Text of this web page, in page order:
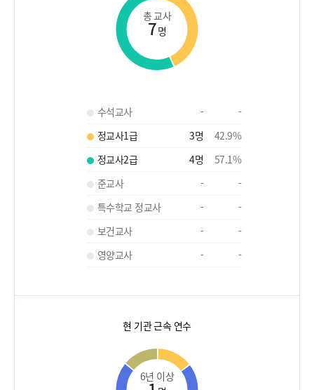
총 교사
7명
수석교사 -
-
정교사1급
3명 42.9%
정교사2급
4명 57.1%
준교사
-
-
특수학교 정교사
-
-
보건교사
-
-
영양교사
- -
현 기관 근속 연수
6년 이상